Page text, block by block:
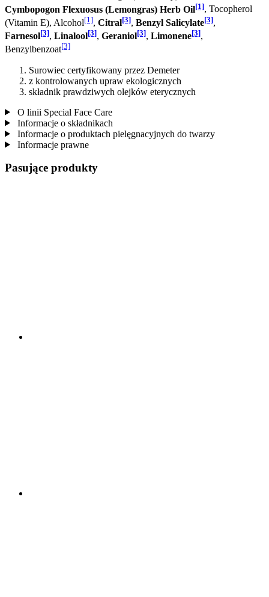
Cymbopogon Flexuosus (Lemongras) Herb Oil[1], Tocopherol
(Vitamin E), Alcohol[1], Citral[3], Benzyl Salicylate[3],
Farnesol[3], Linalool[3], Geraniol[3], Limonene[3],
Benzylbenzoat[3]
Surowiec certyfikowany przez Demeter
z kontrolowanych upraw ekologicznych
składnik prawdziwych olejków eterycznych
O linii Special Face Care
Informacje o składnikach
Informacje o produktach pielęgnacyjnych do twarzy
Informacje prawne
Pasujące produkty